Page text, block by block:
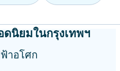
นิยมในกรุงเทพฯ
าอโศก